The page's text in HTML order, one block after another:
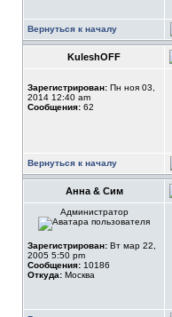
Вернуться к началу
KuleshOFF
Зарегистрирован: Пн ноя 03,
2014 12:40 am
Сообщения: 62
Вернуться к началу
Анна & Сим
Администратор
Зарегистрирован: Вт мар 22,
2005 5:50 pm
Сообщения: 10186
Откуда: Москва